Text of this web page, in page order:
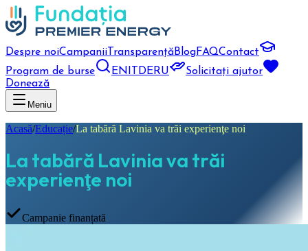
Despre noiCampanii TransparențăBlogFAQContact
Program de burse
EN DERU
Solicitați ajutor
Donează
Meniu
Acasă/Educație/La tabără Lavinia va trăi experienţe noi
La tabără Lavinia va trăi
experienţe noi
Campanie finanțată